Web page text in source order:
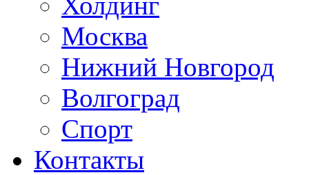
Москва
Нижний Новгород
Волгоград
Спорт
Контакты